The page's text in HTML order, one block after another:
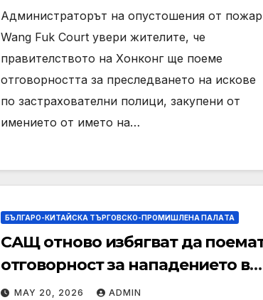
обратно изкупуване: Хоп
Администраторът на опустошения от пожар
Wang Fuk Court увери жителите, че
правителството на Хонконг ще поеме
отговорността за преследването на искове
по застрахователни полици, закупени от
имението от името на…
БЪЛГАРО-КИТАЙСКА ТЪРГОВСКО-ПРОМИШЛЕНА ПАЛAТА
САЩ отново избягват да
отговорност за нападението в
училище в Иран, при което
MAY 20, 2026 ADMIN